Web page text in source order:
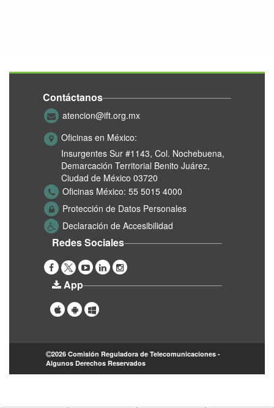
Contáctanos
atencion@ift.org.mx
Oficinas en México:
Insurgentes Sur #1143, Col. Nochebuena,
Demarcación Territorial Benito Juárez,
Ciudad de México 03720
Oficinas México: 55 5015 4000
Protección de Datos Personales
Declaración de Accesibilidad
Redes Sociales
App
2026 Comisión Reguladora de Telecomunicaciones -
Algunos Derechos Reservados